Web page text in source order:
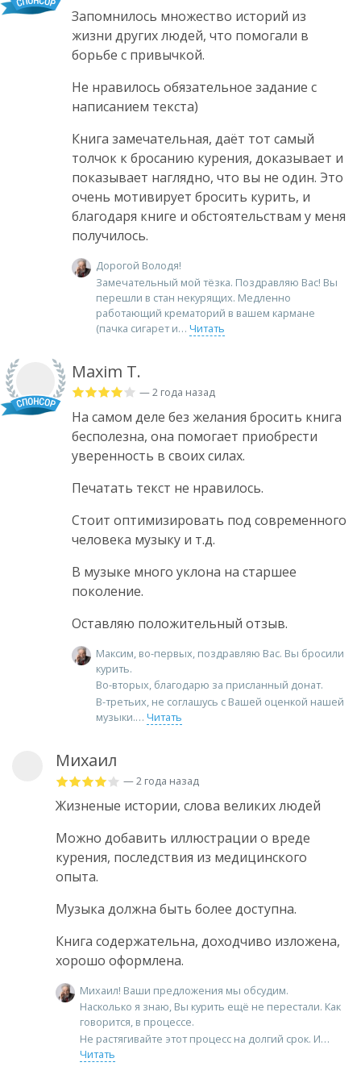
Запомнилось множество историй из
жизни других людей, что помогали в
борьбе с привычкой.
Не нравилось обязательное задание с
написанием текста)
Книга замечательная, даёт тот самый
толчок к бросанию курения, доказывает и
показывает наглядно, что вы не один. Это
очень мотивирует бросить курить, и
благодаря книге и обстоятельствам у меня
получилось.
Дорогой Володя!
Замечательный мой тёзка. Поздравляю Вас! Вы
перешли в стан некурящих. Медленно
работающий крематорий в вашем кармане
(пачка сигарет и
Читать
Maxim T.
— 2 года назад
На самом деле без желания бросить книга
бесполезна, она помогает приобрести
уверенность в своих силах.
Печатать текст не нравилось.
Стоит оптимизировать под современного
человека музыку и т.д.
В музыке много уклона на старшее
поколение.
Оставляю положительный отзыв.
Максим, во-первых, поздравляю Вас. Вы бросили
курить.
Во-вторых, благодарю за присланный донат.
В-третьих, не соглашусь с Вашей оценкой нашей
музыки.
Читать
Михаил
— 2 года назад
Жизненые истории, слова великих людей
Можно добавить иллюстрации о вреде
курения, последствия из медицинского
опыта.
Музыка должна быть более доступна.
Книга содержательна, доходчиво изложена,
хорошо оформлена.
Михаил! Ваши предложения мы обсудим.
Насколько я знаю, Вы курить ещё не перестали. Как
говорится, в процессе.
Не растягивайте этот процесс на долгий срок. И
Читать